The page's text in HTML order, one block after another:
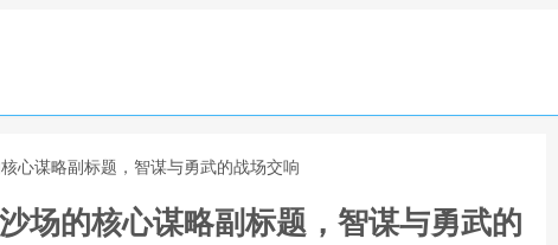
心谋略副标题，智谋与勇武的战场交响
场的核心谋略副标题，智谋与勇武的